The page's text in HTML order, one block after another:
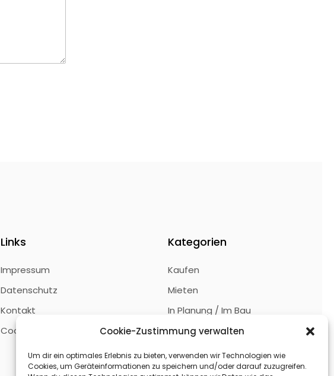
Cookie-Zustimmung verwalten
Um dir ein optimales Erlebnis zu bieten, verwenden wir Technologien wie
Cookies, um Geräteinformationen zu speichern und/oder darauf zuzugreifen.
Links
Impressum
Datenschutz
Kontakt
Cookie-Richtlinie (EU)
Kategorien
Kaufen
Mieten
In Planung / Im Bau